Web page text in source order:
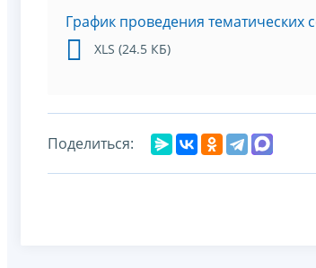
График проведения тематических
XLS (24.5 КБ)
Поделиться: